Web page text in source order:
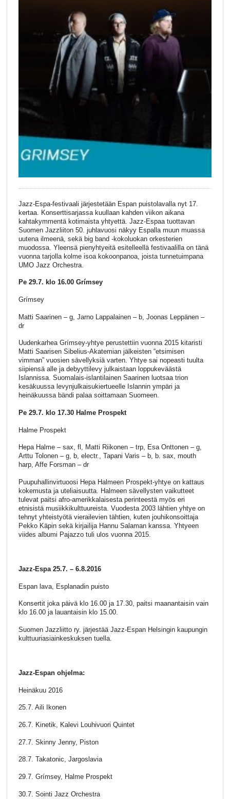
Jazz-Espa-festivaali järjestetään Espan puistolavalla nyt 17.
kertaa. Konserttisarjassa kuullaan kahden viikon aikana
kahtakymmentä kotimaista yhtyettä. Jazz-Espaa tuottavan
Suomen Jazzliiton 50. juhlavuosi näkyy Espalla muun muassa
uutena ilmeenä, sekä big band -kokoluokan orkesterien
muodossa. Yleensä pienyhtyeitä esitelleellä festivaalilla on tänä
vuonna tarjolla kolme isoa kokoonpanoa, joista tunnetuimpana
UMO Jazz Orchestra.
Pe 29.7. klo 16.00 Grímsey
Grímsey
Matti Saarinen – g, Jarno Lappalainen – b, Joonas Leppänen –
dr
Uudenkarhea Grímsey-yhtye perustettiin vuonna 2015 kitaristi
Matti Saarisen Sibelius-Akatemian jälkeisten “etsimisen
vimman” vuosien sävellyksiä varten. Yhtye sai nopeasti tuulta
siipiensä alle ja debyyttilevy julkaistaan loppukeväästä
Islannissa. Suomalais-islantilainen Saarinen luotsaa trion
kesäkuussa levynjulkaisukiertueelle Islannin ympäri ja
heinäkuussa bändi palaa soittamaan Suomeen.
Pe 29.7. klo 17.30 Halme Prospekt
Halme Prospekt
Hepa Halme – sax, fl, Matti Riikonen – trp, Esa Onttonen – g,
Arttu Tolonen – g, b, electr., Tapani Varis – b, b. sax, mouth
harp, Affe Forsman – dr
Puupuhallinvirtuoosi Hepa Halmeen Prospekt-yhtye on kattaus
kokemusta ja uteliaisuutta. Halmeen sävellysten vaikutteet
tulevat paitsi afro-amerikkalaisesta perinteestä myös eri
etnisistä musiikkikulttuureista. Vuodesta 2003 lähtien yhtye on
tehnyt yhteistyötä vierailevien tähtien, kuten jouhikonsoittaja
Pekko Käpin sekä kirjailija Hannu Salaman kanssa. Yhtyeen
viides albumi Pajazzo tuli ulos vuonna 2015.
Jazz-Espa 25.7. – 6.8.2016
Espan lava, Esplanadin puisto
Konsertit joka päivä klo 16.00 ja 17.30, paitsi maanantaisin vain
klo 16.00 ja lauantaisin klo 15.00.
Suomen Jazzliitto ry. järjestää Jazz-Espan Helsingin kaupungin
kulttuuriasiainkeskuksen tuella.
Jazz-Espan ohjelma:
Heinäkuu 2016
25.7. Aili Ikonen
26.7. Kinetik, Kalevi Louhivuori Quintet
27.7. Skinny Jenny, Piston
28.7. Takatonic, Jargoslavia
29.7. Grímsey, Halme Prospekt
30.7. Sointi Jazz Orchestra